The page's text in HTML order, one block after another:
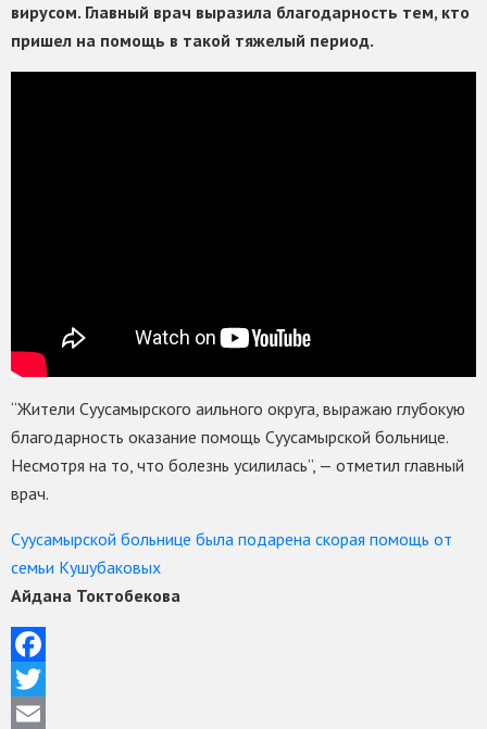
вирусом. Главный врач выразила благодарность тем, кто
пришел на помощь в такой тяжелый период.
“Жители Суусамырского аильного округа, выражаю глубокую
благодарность оказание помощь Суусамырской больнице.
Несмотря на то, что болезнь усилилась”, — отметил главный
врач.
Суусамырской больнице была подарена скорая помощь от
семьи Кушубаковых
Айдана Токтобекова
Facebook
Twitter